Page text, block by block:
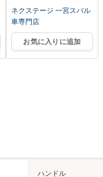
ネクステージ 一宮スバル
車専門店
お気に入りに追加
ハンドル